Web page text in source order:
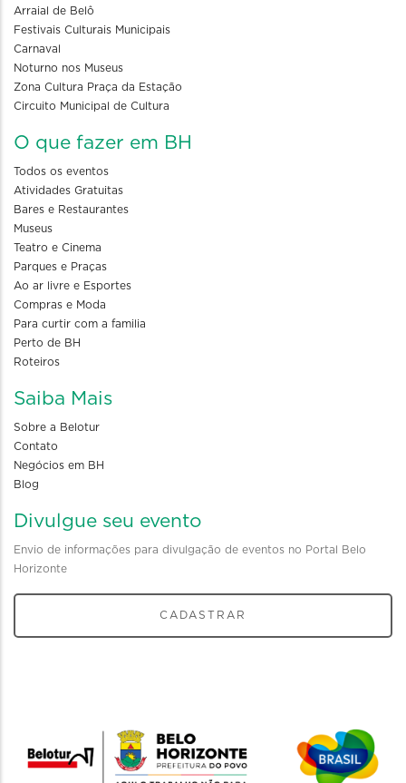
Arraial de Belô
Festivais Culturais Municipais
Carnaval
Noturno nos Museus
Zona Cultura Praça da Estação
Circuito Municipal de Cultura
O que fazer em BH
Todos os eventos
Atividades Gratuitas
Bares e Restaurantes
Museus
Teatro e Cinema
Parques e Praças
Ao ar livre e Esportes
Compras e Moda
Para curtir com a familia
Perto de BH
Roteiros
Saiba Mais
Sobre a Belotur
Contato
Negócios em BH
Blog
Divulgue seu evento
Envio de informações para divulgação de eventos no Portal Belo
Horizonte
CADASTRAR